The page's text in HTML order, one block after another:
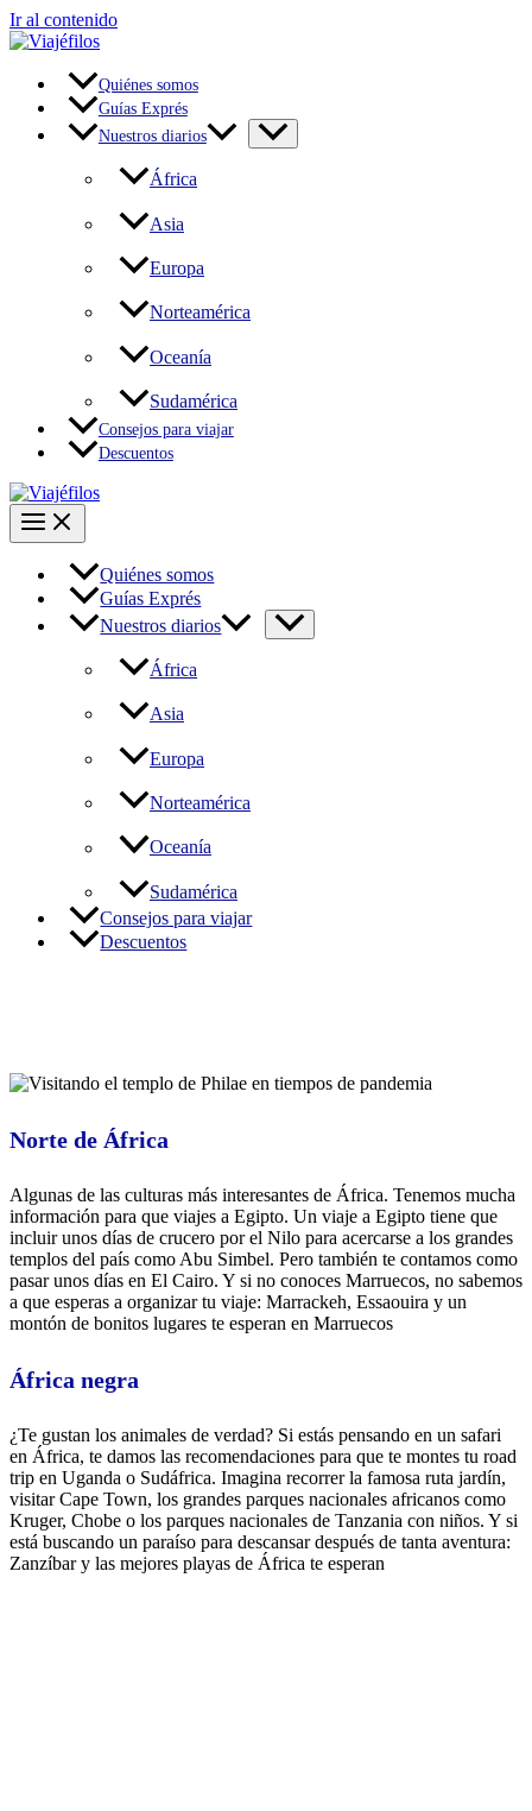
Ir al contenido
Quiénes somos
Guías Exprés
Nuestros diarios
África
Asia
Europa
Norteamérica
Oceanía
Sudamérica
Consejos para viajar
Descuentos
Quiénes somos
Guías Exprés
Nuestros diarios
África
Asia
Europa
Norteamérica
Oceanía
Sudamérica
Consejos para viajar
Descuentos
Norte de África
Algunas de las culturas más interesantes de África. Tenemos mucha
información para que viajes a Egipto. Un viaje a Egipto tiene que
incluir unos días de crucero por el Nilo para acercarse a los grandes
templos del país como Abu Simbel. Pero también te contamos como
pasar unos días en El Cairo. Y si no conoces Marruecos, no sabemos
a que esperas a organizar tu viaje: Marrackeh, Essaouira y un
montón de bonitos lugares te esperan en Marruecos
África negra
¿Te gustan los animales de verdad? Si estás pensando en un safari
en África, te damos las recomendaciones para que te montes tu road
trip en Uganda o Sudáfrica. Imagina recorrer la famosa ruta jardín,
visitar Cape Town, los grandes parques nacionales africanos como
Kruger, Chobe o los parques nacionales de Tanzania con niños. Y si
está buscando un paraíso para descansar después de tanta aventura:
Zanzíbar y las mejores playas de África te esperan